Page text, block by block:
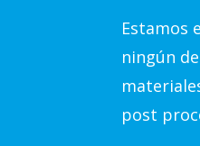
Estamos
ningún
post